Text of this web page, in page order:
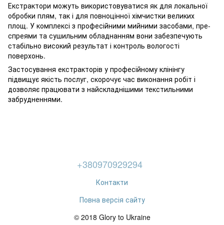
Екстрактори можуть використовуватися як для локальної
обробки плям, так і для повноцінної хімчистки великих
площ. У комплексі з професійними мийними засобами, пре-
спреями та сушильним обладнанням вони забезпечують
стабільно високий результат і контроль вологості
поверхонь.
Застосування екстракторів у професійному клінінгу
підвищує якість послуг, скорочує час виконання робіт і
дозволяє працювати з найскладнішими текстильними
забрудненнями.
+380970929294
Контакти
Повна версія сайту
© 2018 Glory to Ukraine